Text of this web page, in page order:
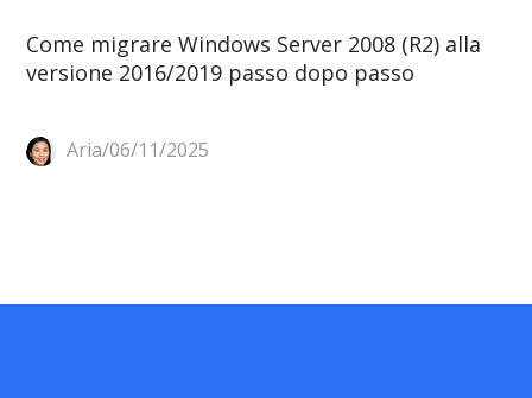
Come migrare Windows Server 2008 (R2) alla
versione 2016/2019 passo dopo passo
Aria/06/11/2025